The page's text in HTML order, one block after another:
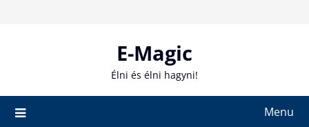
E-Magic
Élni és élni hagyni!
Menu